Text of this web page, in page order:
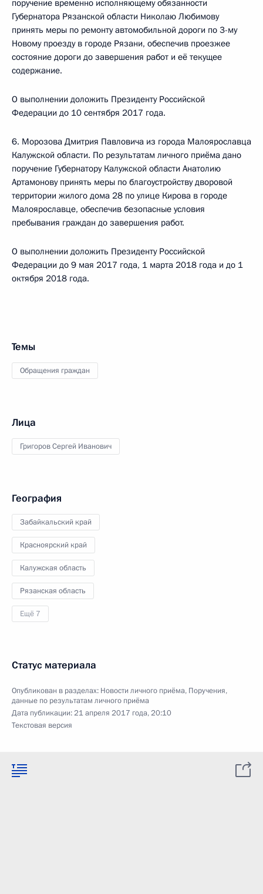
поручение временно исполняющему обязанности
Губернатора Рязанской области Николаю Любимову
принять меры по ремонту автомобильной дороги по 3-му
Новому проезду в городе Рязани, обеспечив проезжее
состояние дороги до завершения работ и её текущее
содержание.
О выполнении доложить Президенту Российской
Федерации до 10 сентября 2017 года.
6. Морозова Дмитрия Павловича из города Малоярославца
Калужской области. По результатам личного приёма дано
поручение Губернатору Калужской области Анатолию
Артамонову принять меры по благоустройству дворовой
территории жилого дома 28 по улице Кирова в городе
Малоярославце, обеспечив безопасные условия
пребывания граждан до завершения работ.
О выполнении доложить Президенту Российской
Федерации до 9 мая 2017 года, 1 марта 2018 года и до 1
октября 2018 года.
Темы
Обращения граждан
Лица
Григоров Сергей Иванович
География
Забайкальский край
Красноярский край
Калужская область
Рязанская область
Ещё 7
Статус материала
Опубликован в разделах: Новости личного приёма, Поручения,
данные по результатам личного приёма
Дата публикации:21 апреля 2017 года, 20:10
Текстовая версия